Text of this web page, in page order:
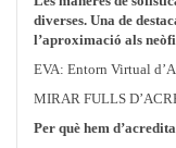
diverses. Una de
l’aproximació als
EVA: Entorn Virtual
MIRAR FULLS
Per què hem